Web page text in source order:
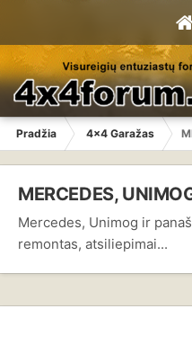
Pradžia 4x4 Garažas
MERCEDES,
Mercedes, Unimog ir
remontas, atsiliepimai...